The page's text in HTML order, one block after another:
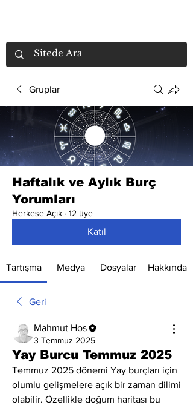
Gruplar
Haftalık ve Aylık Burç
Yorumları
Herkese Açık · 12 üye
Katıl
Tartışma Medya Dosyalar Hakkında
Geri
Mahmut Hos
3 Temmuz 2025
Yay Burcu Temmuz 2025
Temmuz 2025 dönemi Yay burçları için
olumlu gelişmelere açık bir zaman dilimi
olabilir. Özellikle doğum haritası bu